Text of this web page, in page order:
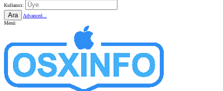
Kullanıcı:
Ara
Advanced...
Menü